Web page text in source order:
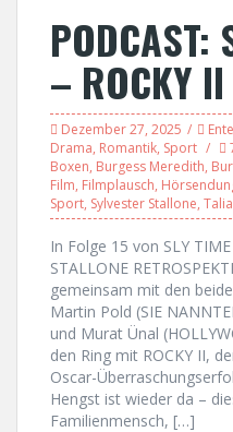
PODCAST:
– ROCKY
Dezember 27, 2025
Drama, Romantik, Sport
Boxen, Burgess Meredith,
Film, Filmplausch,
Sport, Sylvester Stallone,
In Folge 15 von SLY TIME
STALLONE
gemeinsam mit den
Martin Pold (SIE
und Murat Ünal
den Ring mit ROCKY II,
Oscar-
Hengst ist wieder da –
Familienmensch, […]